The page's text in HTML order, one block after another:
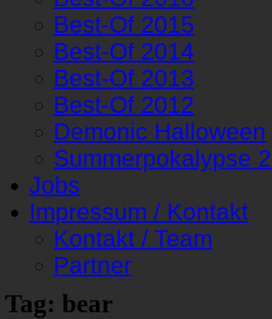
Best-Of 2015
Best-Of 2014
Best-Of 2013
Best-Of 2012
Demonic Halloween
Summerpokalypse
Jobs
Impressum / Kontakt
Kontakt / Team
Partner
Tag: bear